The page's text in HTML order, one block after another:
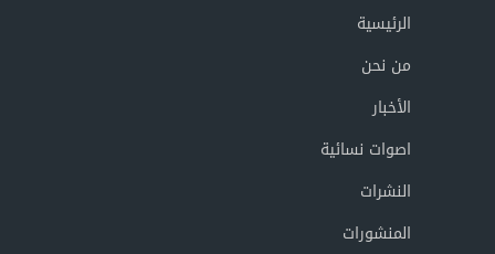
الرئيسية
من نحن
الأخبار
اصوات نسائية
النشرات
المنشورات